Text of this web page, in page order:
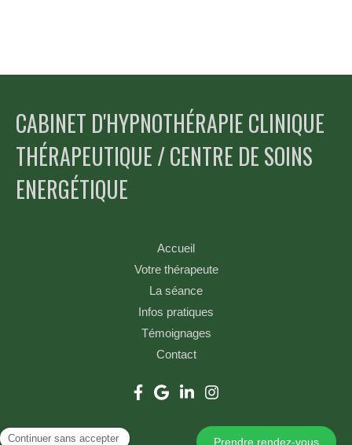
CABINET D'HYPNOTHÉRAPIE CLINIQUE
THÉRAPEUTIQUE / CENTRE DE SOINS
ENERGÉTIQUE
Accueil
Votre thérapeute
La séance
Infos pratiques
Témoignages
Contact
Prendre rendez-vous